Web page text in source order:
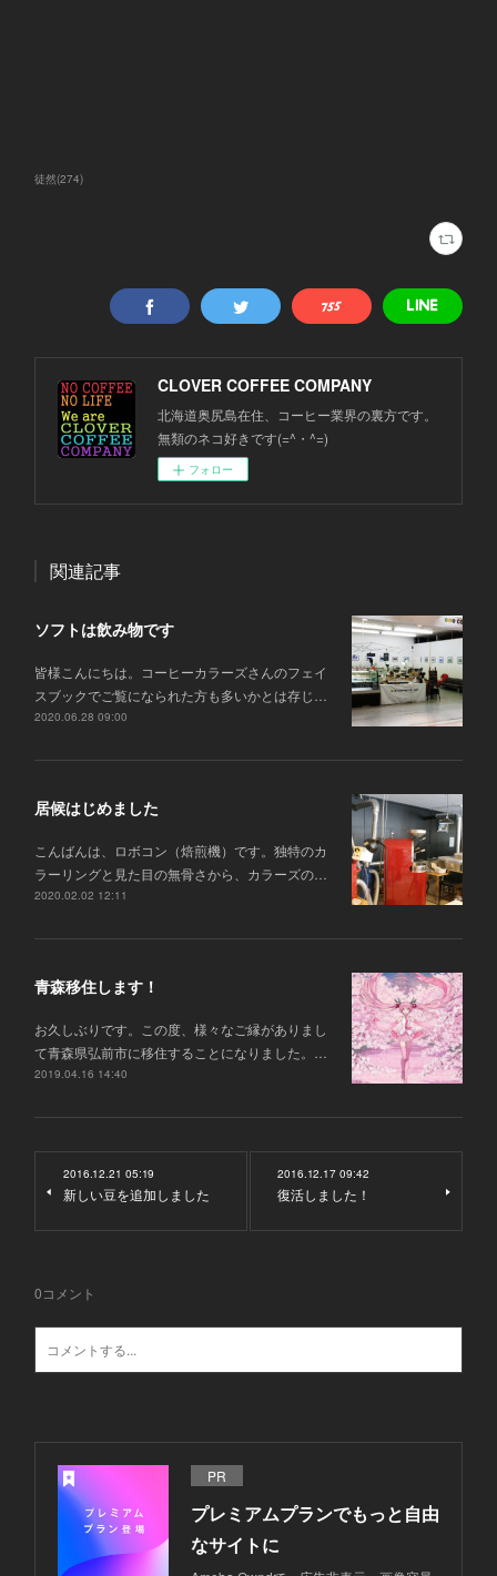
徒然(274)
CLOVER COFFEE COMPANY
北海道奥尻島在住、コーヒー業界の裏方です。
無類のネコ好きです(=^・^=)
フォロー
関連記事
ソフトは飲み物です
皆様こんにちは。コーヒーカラーズさんのフェイ
スブックでご覧になられた方も多いかとは存じ…
2020.06.28 09:00
居候はじめました
こんばんは、ロボコン（焙煎機）です。独特のカ
ラーリングと見た目の無骨さから、カラーズの…
2020.02.02 12:11
青森移住します！
お久しぶりです。この度、様々なご縁がありまし
て青森県弘前市に移住することになりました。…
2019.04.16 14:40
2016.12.21 05:19
新しい豆を追加しました
2016.12.17 09:42
復活しました！
0コメント
PR
プレミアムプランでもっと自由
なサイトに